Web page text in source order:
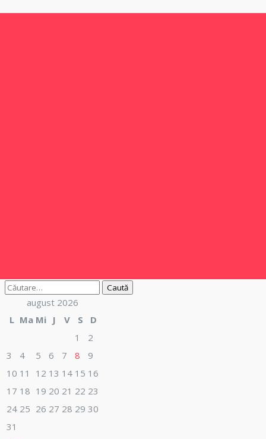
Caută
august 2026
L Ma Mi J V S
D
1
2
3
4 5 6 7 8
9
10 11 12 13 14 15 16
17 18 19 20 21 22 23
24 25 26 27 28 29 30
31